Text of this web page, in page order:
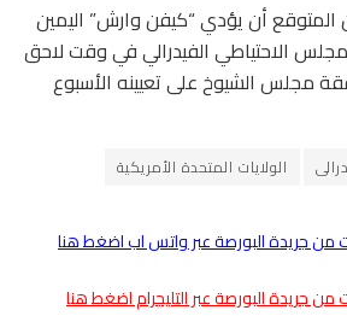
أن يؤدي “كيفن وارش” اليمين
لمجلس الاحتياطي الفيدرالي في وقت لاحق
مجلس الشيوخ على تعيينه الأسبوع
الولايات المتحدة الأمريكية
من جريدة البورصة عبر واتس اب اضغط هنا
من جريدة البورصة عبر التليجرام اضغط هنا